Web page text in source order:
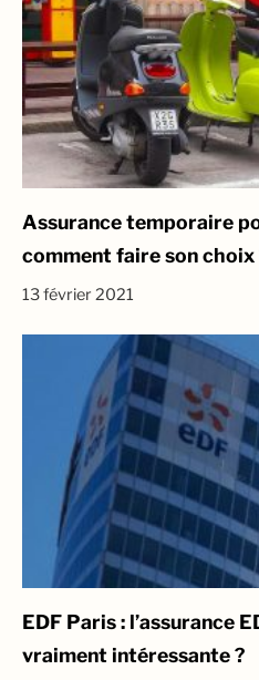
Assurance temporaire
comment faire son choix
13 février 2021
EDF Paris : l’assurance
vraiment intéressante ?